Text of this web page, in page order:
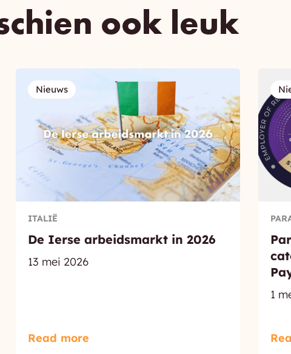
ook leuk
Nieuws
ITALIË
De Ierse arbeidsmarkt in 2026
13 mei 2026
Read more
1